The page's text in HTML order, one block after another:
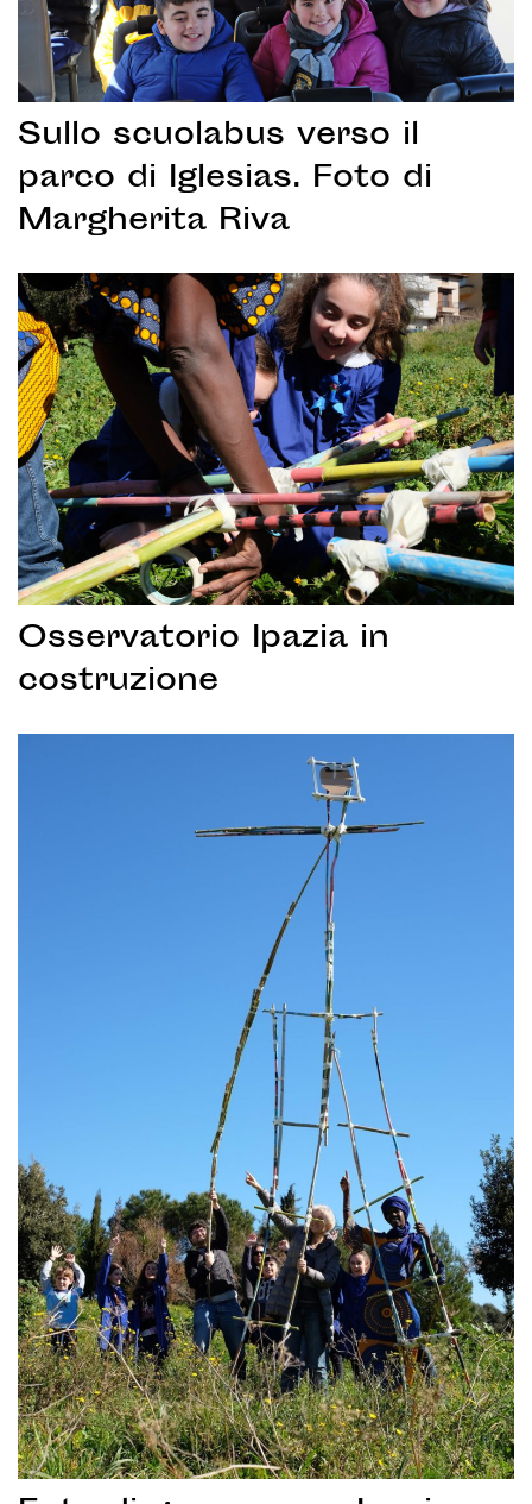
Sullo scuolabus verso il
parco di Iglesias. Foto di
Margherita Riva
Osservatorio Ipazia in
costruzione